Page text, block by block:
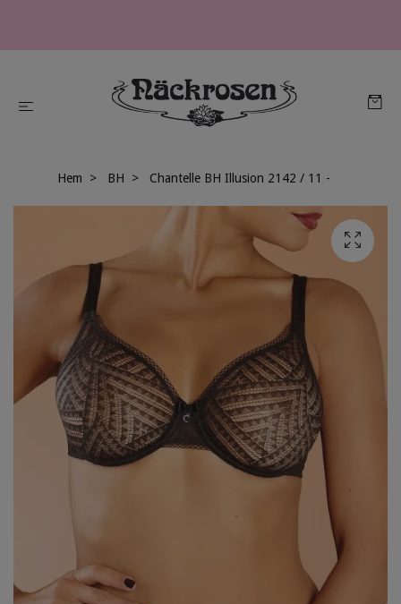
Hem BH Chantelle BH Illusion 2142 / 11 -